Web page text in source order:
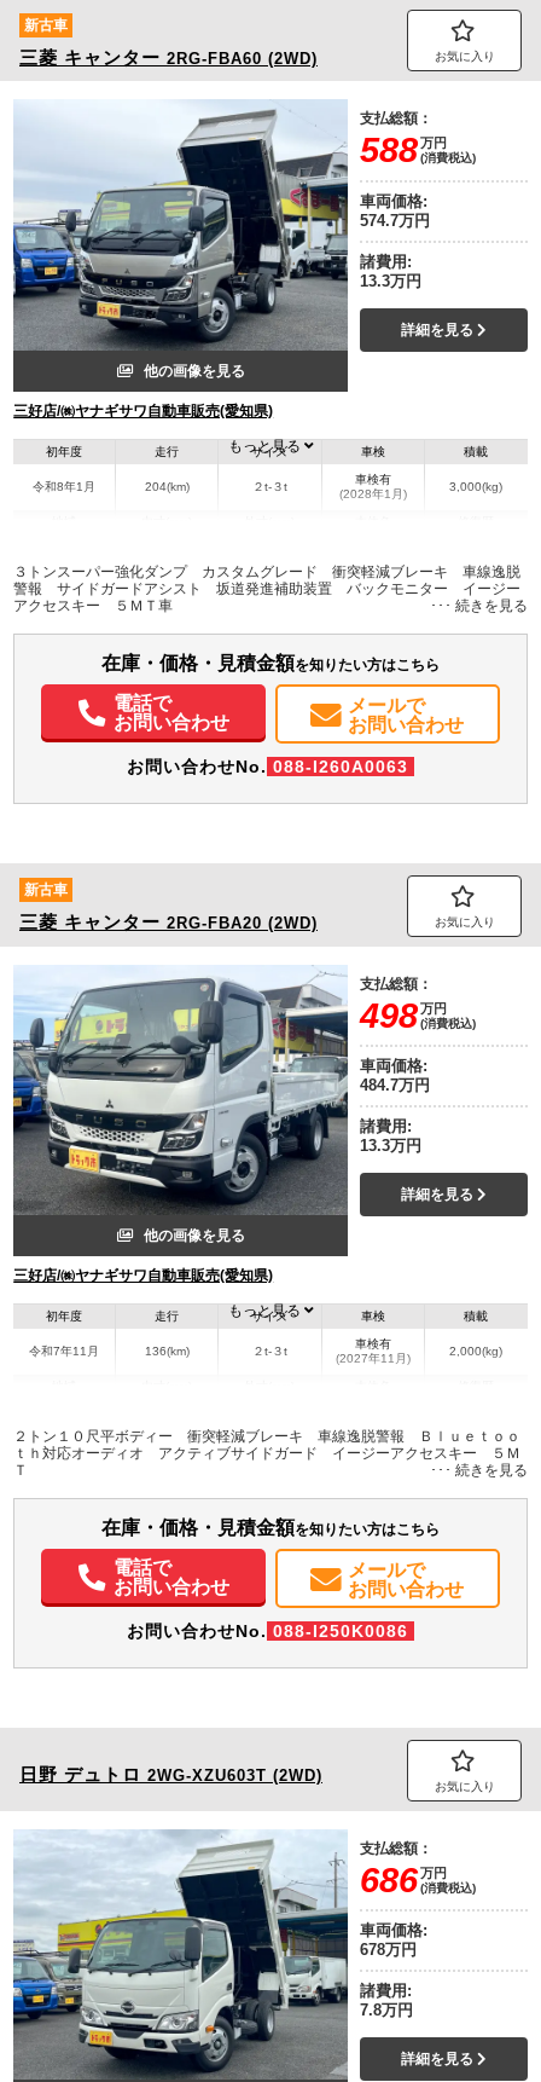
新古車
三菱 キャンター 2RG-FBA60 (2WD) お気に入り
他の画像を見る
三好店/㈱ヤナギサワ自動車販売(愛知県)
支払総額：
588万円
(消費税込)
車両価格:
574.7万円
諸費用:
13.3万円
詳細を見る
初年度
令和8年1月
走行
204(km)
サイズ
２t-３t
車検
車検有
(2028年1月)
積載
3,000(kg)
W:1,600
H:320
W:1,690
H:1,980
無
パワステ パワーウィンドウ ABS エアバッグ
集中ドアロック
電動格納ミラー
バックモニター
取扱説明書（一部含む）
メンテナンスノート（保証書）
もっと見る
３トンスーパー強化ダンプ カスタムグレード 衝突軽減ブレーキ 車線逸脱
警報 サイドガードアシスト 坂道発進補助装置 バックモニター イージー
アクセスキー ５ＭＴ車
在庫・価格・見積金額を知りたい方はこちら
電話で
お問い合わせ
メールで
お問い合わせ
お問い合わせNo. 088-I260A0063
新古車
三菱 キャンター 2RG-FBA20 (2WD) お気に入り
他の画像を見る
三好店/㈱ヤナギサワ自動車販売(愛知県)
支払総額：
498万円
(消費税込)
車両価格:
484.7万円
諸費用:
13.3万円
詳細を見る
初年度
令和7年11月
走行
136(km)
サイズ
２t-３t
車検
車検有
(2027年11月)
積載
2,000(kg)
愛知県
W:1,600
H:380
W:1,690
H:1,970
パワステ パワーウィンドウ ABS エアバッグ
集中ドアロック
電動格納ミラー
バックモニター
取扱説明書（一部含む）
メンテナンスノート（保証書）
もっと見る
２トン１０尺平ボディー 衝突軽減ブレーキ 車線逸脱警報 Ｂｌｕｅｔｏｏ
ｔｈ対応オーディオ アクティブサイドガード イージーアクセスキー ５Ｍ
Ｔ
在庫・価格・見積金額を知りたい方はこちら
電話で
お問い合わせ
メールで
お問い合わせ
お問い合わせNo. 088-I250K0086
日野 デュトロ 2WG-XZU603T (2WD)
お気に入り
支払総額：
686万円
(消費税込)
車両価格:
678万円
諸費用:
7.8万円
詳細を見る